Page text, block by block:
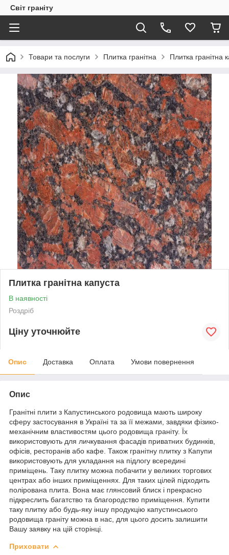
Світ граніту
Товари та послуги Плитка гранітна Плитка гранітна
Плитка гранітна капуста
В наявності
Роздріб
Ціну уточнюйте
Опис Доставка Оплата Умови повернення
Опис
Гранітні плити з Капустинського родовища мають широку
сферу застосування в Україні та за її межами, завдяки фізико-
механічним властивостям цього родовища граніту. Їх
використовують для личкування фасадів приватних будинків,
офісів, ресторанів або кафе. Також гранітну плитку з Капупи
використовують для укладання на підлогу всередині
приміщень. Таку плитку можна побачити у великих торгових
центрах або інших приміщеннях. Для таких цілей підходить
полірована плита. Вона має глянсовий блиск і прекрасно
підкреслить багатство та благородство приміщення. Купити
таку плитку або будь-яку іншу продукцію капустинського
родовища граніту можна в нас, для цього досить залишити
Вашу заявку на цій сторінці.
Приховати